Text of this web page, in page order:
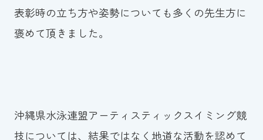
表彰時の立ち方や姿勢についても多くの先生方に
褒めて頂きました。
沖縄県水泳連盟アーティスティックスイミング競
技については、結果ではなく地道な活動を認めて